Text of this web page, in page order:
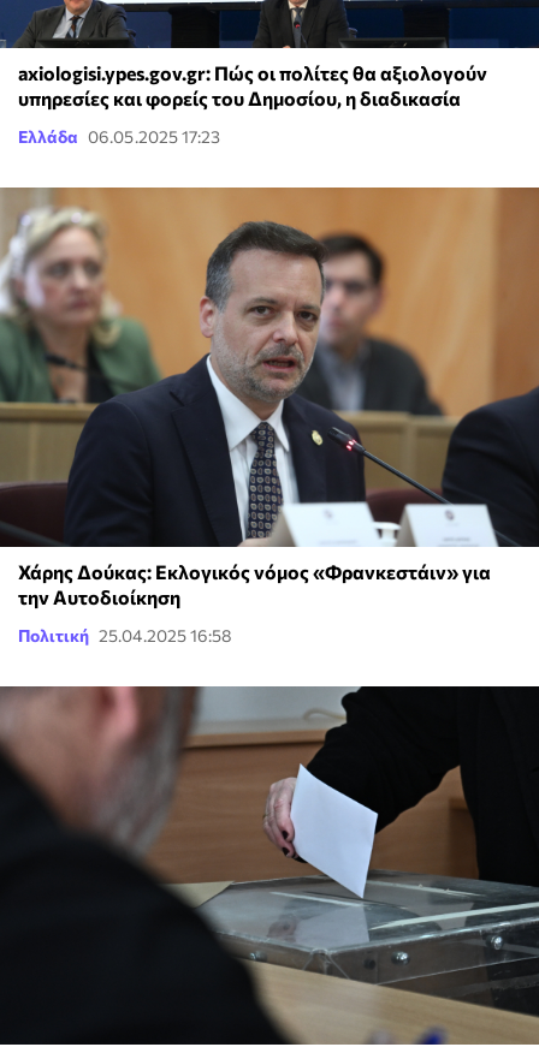
axiologisi.ypes.gov.gr: Πώς οι πολίτες θα αξιολογούν
υπηρεσίες και φορείς του Δημοσίου, η διαδικασία
Ελλάδα 06.05.2025 17:23
Χάρης Δούκας: Εκλογικός νόμος «Φρανκεστάιν» για
την Αυτοδιοίκηση
Πολιτική 25.04.2025 16:58